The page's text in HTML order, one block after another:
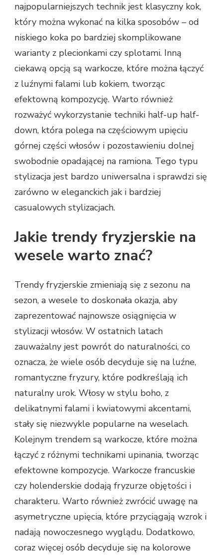
najpopularniejszych technik jest klasyczny kok,
który można wykonać na kilka sposobów – od
niskiego koka po bardziej skomplikowane
warianty z plecionkami czy splotami. Inną
ciekawą opcją są warkocze, które można łączyć
z luźnymi falami lub kokiem, tworząc
efektowną kompozycję. Warto również
rozważyć wykorzystanie techniki half-up half-
down, która polega na częściowym upięciu
górnej części włosów i pozostawieniu dolnej
swobodnie opadającej na ramiona. Tego typu
stylizacja jest bardzo uniwersalna i sprawdzi się
zarówno w eleganckich jak i bardziej
casualowych stylizacjach.
Jakie trendy fryzjerskie na
wesele warto znać?
Trendy fryzjerskie zmieniają się z sezonu na
sezon, a wesele to doskonała okazja, aby
zaprezentować najnowsze osiągnięcia w
stylizacji włosów. W ostatnich latach
zauważalny jest powrót do naturalności, co
oznacza, że wiele osób decyduje się na luźne,
romantyczne fryzury, które podkreślają ich
naturalny urok. Włosy w stylu boho, z
delikatnymi falami i kwiatowymi akcentami,
stały się niezwykle popularne na weselach.
Kolejnym trendem są warkocze, które można
łączyć z różnymi technikami upinania, tworząc
efektowne kompozycje. Warkocze francuskie
czy holenderskie dodają fryzurze objętości i
charakteru. Warto również zwrócić uwagę na
asymetryczne upięcia, które przyciągają wzrok i
nadają nowoczesnego wyglądu. Dodatkowo,
coraz więcej osób decyduje się na kolorowe